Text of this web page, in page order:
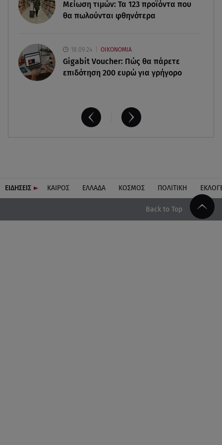
Μείωση τιμών: Τα 123 προϊόντα που
θα πωλούνται φθηνότερα
18.09.24 ΟΙΚΟΝΟΜΙΑ
Gigabit Voucher: Πώς θα πάρετε
επιδότηση 200 ευρώ για γρήγορο
ΕΙΔΗΣΕΙΣ ΚΑΙΡΟΣ ΕΛΛΑΔΑ ΚΟΣΜΟΣ ΠΟΛΙΤΙΚΗ
Back to Top